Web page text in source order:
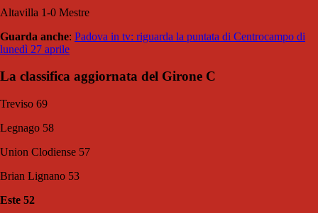
Altavilla 1-0 Mestre
Guarda anche: Padova in tv: riguarda la puntata di Centrocampo di
lunedì 27 aprile
La classifica aggiornata del Girone C
Treviso 69
Legnago 58
Union Clodiense 57
Brian Lignano 53
Este 52